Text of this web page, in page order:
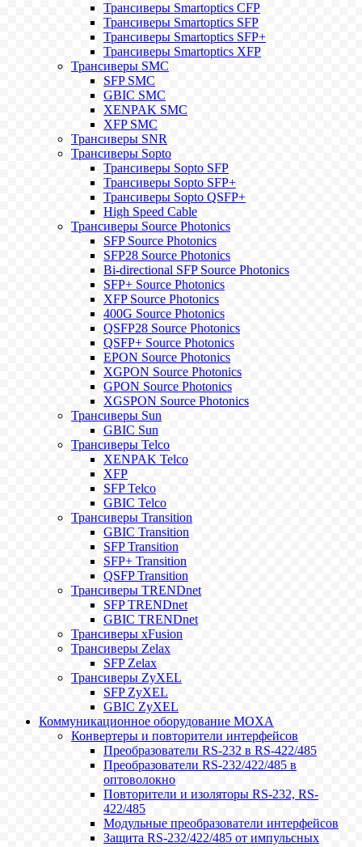
Трансиверы Smartoptics CFP
Трансиверы Smartoptics SFP
Трансиверы Smartoptics SFP+
Трансиверы Smartoptics XFP
Трансиверы SMC
SFP SMC
GBIC SMC
XENPAK SMC
XFP SMC
Трансиверы SNR
Трансиверы Sopto
Трансиверы Sopto SFP
Трансиверы Sopto SFP+
Трансиверы Sopto QSFP+
High Speed Cable
Трансиверы Source Photonics
SFP Source Photonics
SFP28 Source Photonics
Bi-directional SFP Source Photonics
SFP+ Source Photonics
XFP Source Photonics
400G Source Photonics
QSFP28 Source Photonics
QSFP+ Source Photonics
EPON Source Photonics
XGPON Source Photonics
GPON Source Photonics
XGSPON Source Photonics
Трансиверы Sun
GBIC Sun
Трансиверы Telco
XENPAK Telco
XFP
SFP Telco
GBIC Telco
Трансиверы Transition
GBIC Transition
SFP Transition
SFP+ Transition
QSFP Transition
Трансиверы TRENDnet
SFP TRENDnet
GBIC TRENDnet
Трансиверы xFusion
Трансиверы Zelax
SFP Zelax
Трансиверы ZyXEL
SFP ZyXEL
GBIC ZyXEL
Коммуникационное оборудование MOXA
Конвертеры и повторители интерфейсов
Преобразователи RS-232 в RS-422/485
Преобразователи RS-232/422/485 в
оптоволокно
Повторители и изоляторы RS-232, RS-
422/485
Модульные преобразователи интерфейсов
Защита RS-232/422/485 от импульсных